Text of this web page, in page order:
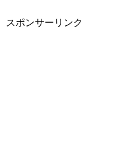
スポンサーリンク